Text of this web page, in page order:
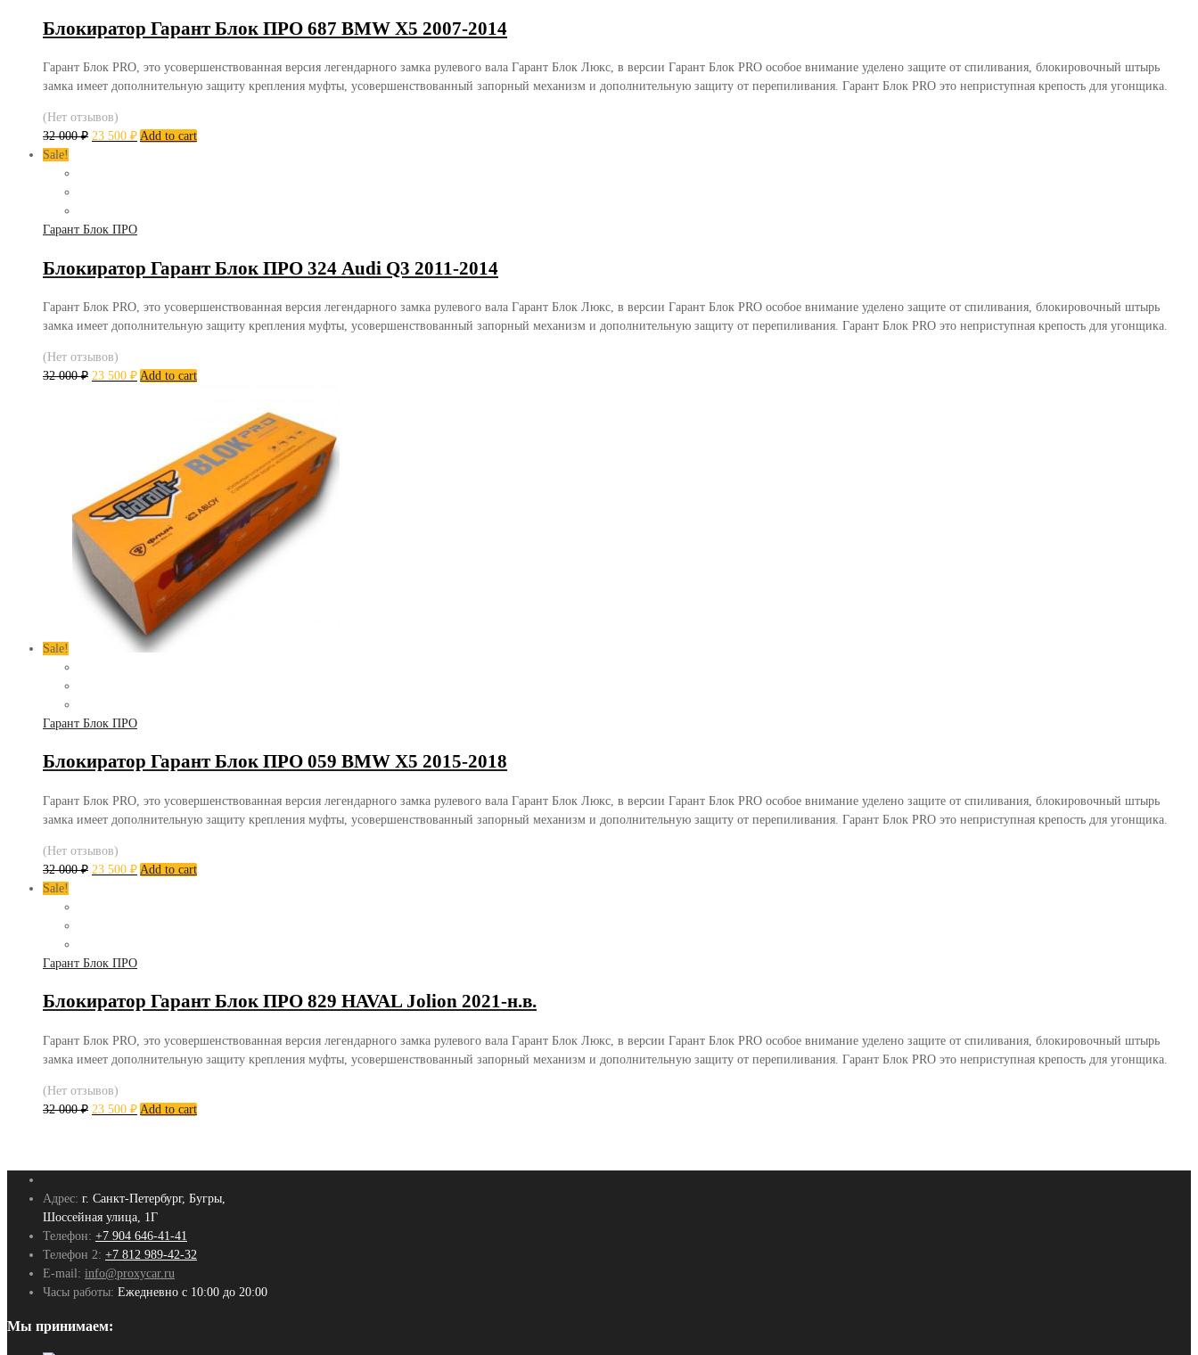
Блокиратор Гарант Блок ПРО 687 BMW X5 2007-2014
Гарант Блок PRO, это усовершенствованная версия легендарного замка рулевого вала Гарант Блок Люкс, в версии Гарант Блок PRO особое внимание уделено защите от спиливания, блокировочный штырь
замка имеет дополнительную защиту крепления муфты, усовершенствованный запорный механизм и дополнительную защиту от перепиливания. Гарант Блок PRO это неприступная крепость для угонщика.
(Нет отзывов)
32 000₽ 23 500 ₽ Add to cart
Sale!
Гарант Блок ПРО
Блокиратор Гарант Блок ПРО 324 Audi Q3 2011-2014
Гарант Блок PRO, это усовершенствованная версия легендарного замка рулевого вала Гарант Блок Люкс, в версии Гарант Блок PRO особое внимание уделено защите от спиливания, блокировочный штырь
замка имеет дополнительную защиту крепления муфты, усовершенствованный запорный механизм и дополнительную защиту от перепиливания. Гарант Блок PRO это неприступная крепость для угонщика.
(Нет отзывов)
32 000₽ 23 500 ₽ Add to cart
Sale!
Гарант Блок ПРО
Блокиратор Гарант Блок ПРО 059 BMW X5 2015-2018
Гарант Блок PRO, это усовершенствованная версия легендарного замка рулевого вала Гарант Блок Люкс, в версии Гарант Блок PRO особое внимание уделено защите от спиливания, блокировочный штырь
замка имеет дополнительную защиту крепления муфты, усовершенствованный запорный механизм и дополнительную защиту от перепиливания. Гарант Блок PRO это неприступная крепость для угонщика.
(Нет отзывов)
32 000₽ 23 500 ₽ Add to cart
Sale!
Гарант Блок ПРО
Блокиратор Гарант Блок ПРО 829 HAVAL Jolion 2021-н.в.
Гарант Блок PRO, это усовершенствованная версия легендарного замка рулевого вала Гарант Блок Люкс, в версии Гарант Блок PRO особое внимание уделено защите от спиливания, блокировочный штырь
замка имеет дополнительную защиту крепления муфты, усовершенствованный запорный механизм и дополнительную защиту от перепиливания. Гарант Блок PRO это неприступная крепость для угонщика.
(Нет отзывов)
32 000₽ 23 500 ₽ Add to cart
Адрес: г. Санкт-Петербург, Бугры,
Шоссейная улица, 1Г
Телефон: +7 904 646-41-41
Телефон 2: +7 812 989-42-32
E-mail: info@proxycar.ru
Часы работы: Ежедневно с 10:00 до 20:00
Мы принимаем: